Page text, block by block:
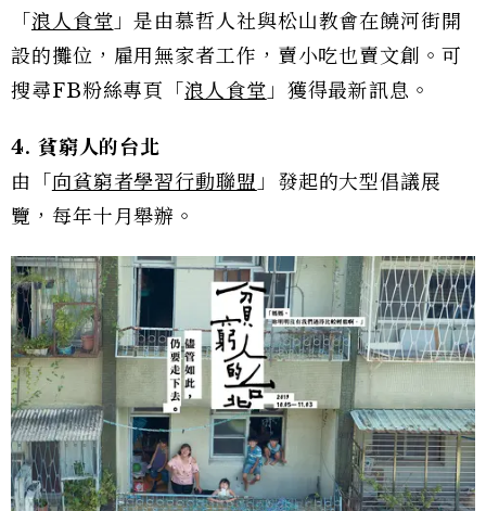
「 浪人食堂 」是由慕哲人社與松山教會在饒河街開
設的攤位，雇用無家者工作，賣小吃也賣文創。可
搜尋FB粉絲專頁「 浪人食堂 」獲得最新訊息。
4. 貧窮人的台北
由「 向貧窮者學習行動聯盟 」發起的大型倡議展
覽，每年十月舉辦。